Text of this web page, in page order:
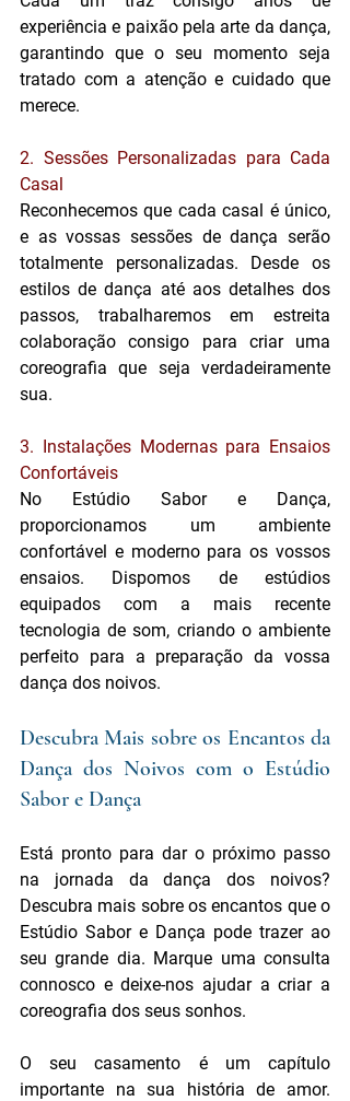
experiência e paixão pela arte da dança,
garantindo que o seu momento seja
tratado com a atenção e cuidado que
merece.
2. Sessões Personalizadas para Cada
Casal
Reconhecemos que cada casal é único,
e as vossas sessões de dança serão
totalmente personalizadas. Desde os
estilos de dança até aos detalhes dos
passos, trabalharemos em estreita
colaboração consigo para criar uma
coreografia que seja verdadeiramente
sua.
3. Instalações Modernas para Ensaios
Confortáveis
No Estúdio Sabor e Dança,
proporcionamos um ambiente
confortável e moderno para os vossos
ensaios. Dispomos de estúdios
equipados com a mais recente
tecnologia de som, criando o ambiente
perfeito para a preparação da vossa
dança dos noivos.
Descubra Mais sobre os Encantos da
Dança dos Noivos com o Estúdio
Sabor e Dança
Está pronto para dar o próximo passo
na jornada da dança dos noivos?
Descubra mais sobre os encantos que o
Estúdio Sabor e Dança pode trazer ao
seu grande dia. Marque uma consulta
connosco e deixe-nos ajudar a criar a
coreografia dos seus sonhos.
O seu casamento é um capítulo
importante na sua história de amor.